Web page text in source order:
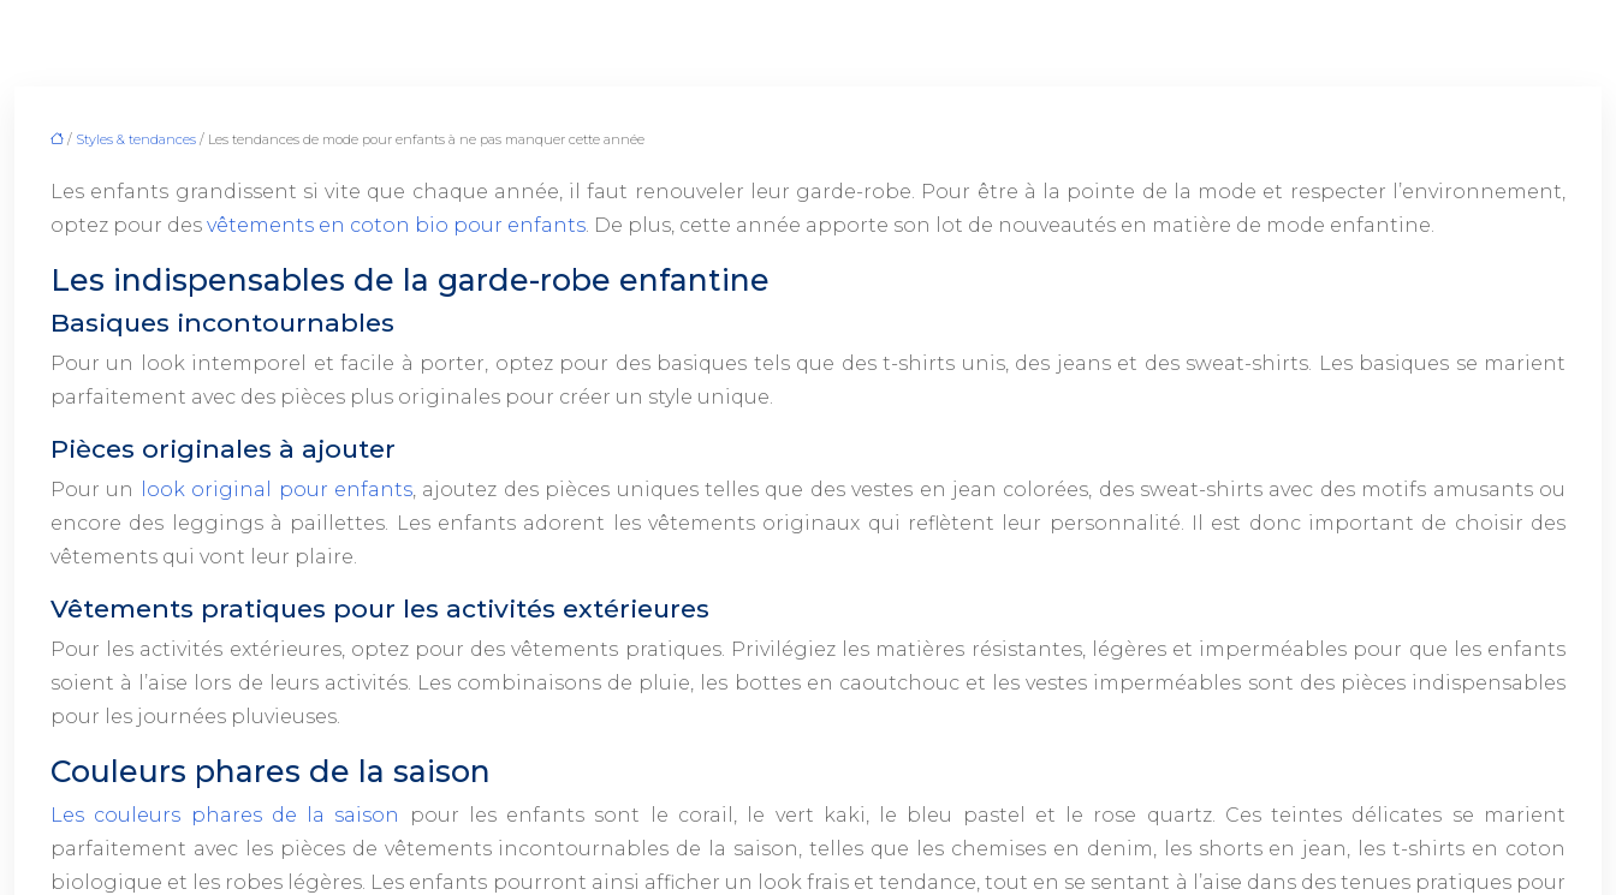
/ Styles & tendances / Les tendances de mode pour enfants à ne pas manquer cette année
Les enfants grandissent si vite que chaque année, il faut renouveler leur garde-robe. Pour être à la pointe de la mode et respecter l’environnement,
optez pour des vêtements en coton bio pour enfants. De plus, cette année apporte son lot de nouveautés en matière de mode enfantine.
Les indispensables de la garde-robe enfantine
Basiques incontournables
Pour un look intemporel et facile à porter, optez pour des basiques tels que des t-shirts unis, des jeans et des sweat-shirts. Les basiques se marient
parfaitement avec des pièces plus originales pour créer un style unique.
Pièces originales à ajouter
Pour un look original pour enfants, ajoutez des pièces uniques telles que des vestes en jean colorées, des sweat-shirts avec des motifs amusants ou
encore des leggings à paillettes. Les enfants adorent les vêtements originaux qui reflètent leur personnalité. Il est donc important de choisir des
vêtements qui vont leur plaire.
Vêtements pratiques pour les activités extérieures
Pour les activités extérieures, optez pour des vêtements pratiques. Privilégiez les matières résistantes, légères et imperméables pour que les enfants
soient à l’aise lors de leurs activités. Les combinaisons de pluie, les bottes en caoutchouc et les vestes imperméables sont des pièces indispensables
pour les journées pluvieuses.
Couleurs phares de la saison
Les couleurs phares de la saison
pour les enfants sont le corail, le vert kaki, le bleu pastel et le rose quartz. Ces teintes délicates se marient
parfaitement avec les pièces de vêtements incontournables de la saison, telles que les chemises en denim, les shorts en jean, les t-shirts en coton
biologique et les robes légères. Les enfants pourront ainsi afficher un look frais et tendance, tout en se sentant à l’aise dans des tenues pratiques pour